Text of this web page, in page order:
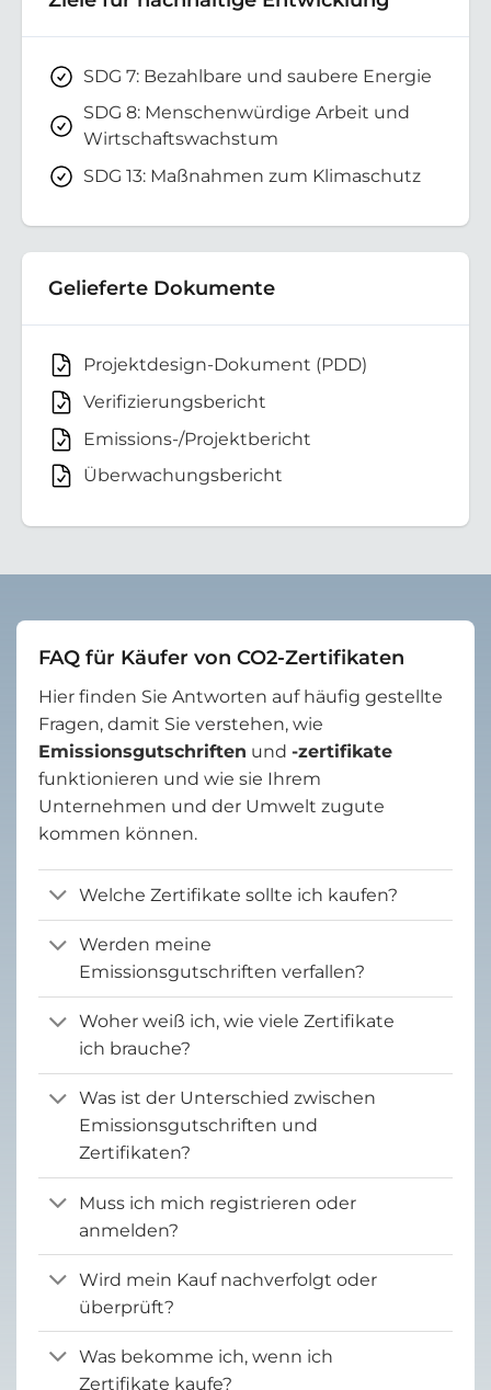
SDG 7: Bezahlbare und saubere Energie
SDG 8: Menschenwürdige Arbeit und
Wirtschaftswachstum
SDG 13: Maßnahmen zum Klimaschutz
Gelieferte Dokumente
Projektdesign-Dokument (PDD)
Verifizierungsbericht
Emissions-/Projektbericht
Überwachungsbericht
FAQ für Käufer von CO2-Zertifikaten
Hier finden Sie Antworten auf häufig gestellte
Fragen, damit Sie verstehen, wie
Emissionsgutschriften und -zertifikate
funktionieren und wie sie Ihrem
Unternehmen und der Umwelt zugute
kommen können.
Welche Zertifikate sollte ich kaufen?
Werden meine
Emissionsgutschriften verfallen?
Woher weiß ich, wie viele Zertifikate
ich brauche?
Was ist der Unterschied zwischen
Emissionsgutschriften und
Zertifikaten?
Muss ich mich registrieren oder
anmelden?
Wird mein Kauf nachverfolgt oder
überprüft?
Was bekomme ich, wenn ich
Zertifikate kaufe?